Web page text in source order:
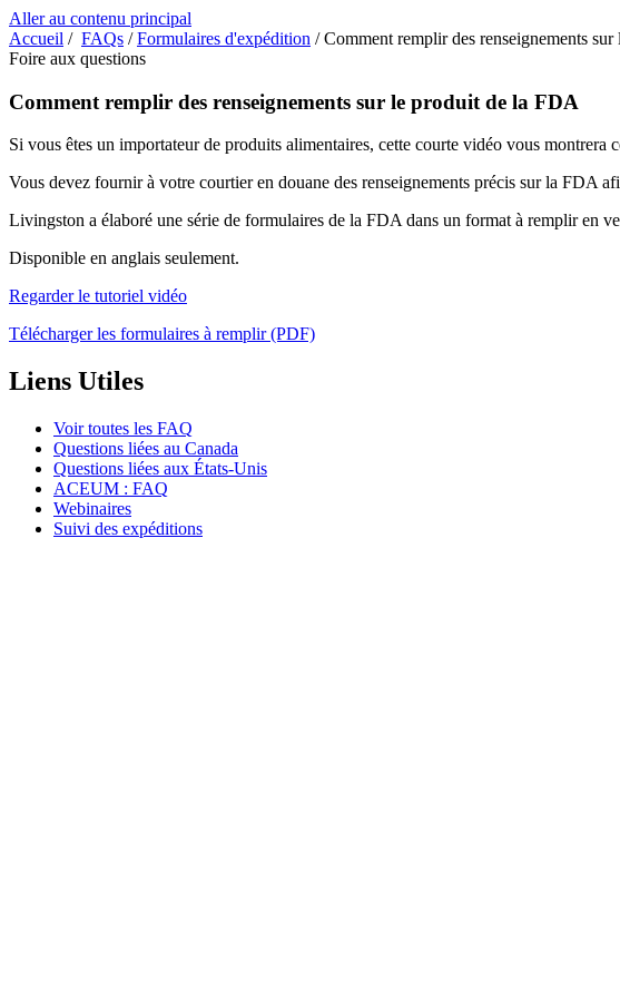
Aller au contenu principal
Accueil / FAQs /Formulaires d'expédition /Comment remplir des renseignements
Foire aux questions
Comment remplir des renseignements sur le produit de la FDA
Si vous êtes un importateur de produits alimentaires, cette courte vidéo vous
Vous devez fournir à votre courtier en douane des renseignements précis sur la FDA
Livingston a élaboré une série de formulaires de la FDA dans un format à remplir en
Disponible en anglais seulement.
Regarder le tutoriel vidéo
Télécharger les formulaires à remplir (PDF)
Liens Utiles
Voir toutes les FAQ
Questions liées au Canada
Questions liées aux États-Unis
ACEUM : FAQ
Webinaires
Suivi des expéditions